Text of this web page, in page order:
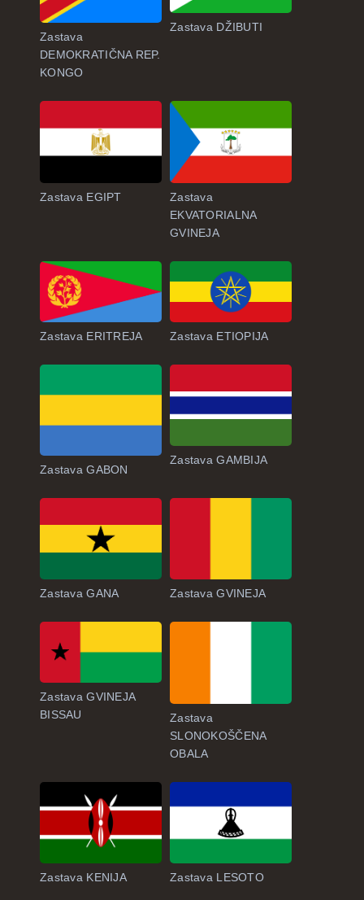
Zastava
DEMOKRATIČNA REP.
KONGO
Zastava DŽIBUTI
Zastava EGIPT
Zastava
EKVATORIALNA
GVINEJA
Zastava ERITREJA Zastava ETIOPIJA
Zastava GABON
Zastava GAMBIJA
Zastava GANA Zastava GVINEJA
Zastava GVINEJA
BISSAU
Zastava
SLONOKOŠČENA
OBALA
Zastava KENIJA Zastava LESOTO